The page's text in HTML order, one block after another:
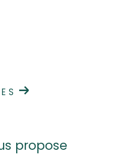
propose